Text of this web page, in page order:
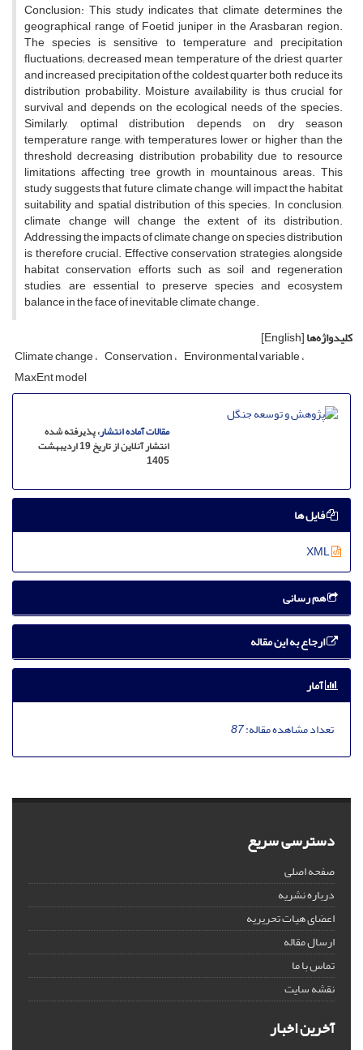
Conclusion: This study indicates that climate determines the
geographical range of Foetid juniper in the Arasbaran region.
The species is sensitive to temperature and precipitation
fluctuations; decreased mean temperature of the driest quarter
and increased precipitation of the coldest quarter both reduce its
distribution probability. Moisture availability is thus crucial for
survival and depends on the ecological needs of the species.
Similarly, optimal distribution depends on dry season
temperature range, with temperatures lower or higher than the
threshold decreasing distribution probability due to resource
limitations affecting tree growth in mountainous areas. This
study suggests that future climate change, will impact the habitat
suitability and spatial distribution of this species. In conclusion,
climate change will change the extent of its distribution.
Addressing the impacts of climate change on species distribution
is therefore crucial. Effective conservation strategies, alongside
habitat conservation efforts such as soil and regeneration
studies, are essential to preserve species and ecosystem
balance in the face of inevitable climate change.
کلیدواژه‌ها[English]
Climate change Conservation Environmental variable
MaxEnt model
مقالات آماده انتشار، پذیرفته شده
انتشار آنلاین از تاریخ 19 اردیبهشت
1405
فایل ها
هم رسانی
ارجاع به این مقاله
آمار
تعداد مشاهده مقاله:87
دسترسی سریع
صفحه اصلی
درباره نشریه
اعضای هیات تحریریه
ارسال مقاله
تماس با ما
نقشه سایت
آخرین اخبار